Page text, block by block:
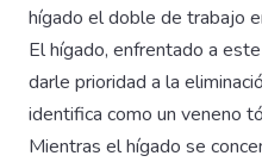
hígado el doble de trabajo
El hígado, enfrentado a
darle prioridad a la
identifica como un veneno
Mientras el hígado se